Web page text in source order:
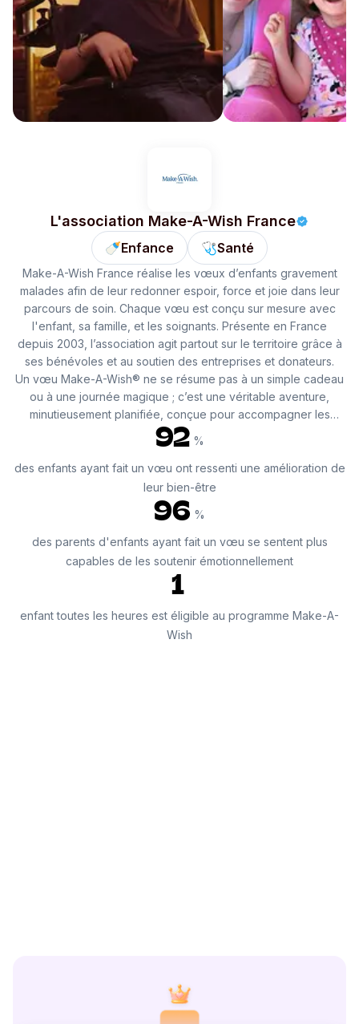
L'association Make-A-Wish France
🍼Enfance 🩺Santé
Make-A-Wish France réalise les vœux d’enfants gravement
malades afin de leur redonner espoir, force et joie dans leur
parcours de soin. Chaque vœu est conçu sur mesure avec
l'enfant, sa famille, et les soignants. Présente en France
depuis 2003, l’association agit partout sur le territoire grâce à
ses bénévoles et au soutien des entreprises et donateurs.
Un vœu Make-A-Wish® ne se résume pas à un simple cadeau
ou à une journée magique ; c’est une véritable aventure,
minutieusement planifiée, conçue pour accompagner les
traitements médicaux souvent lourds. Chaque vœu est une
expression unique de la personnalité de l’enfant.
Recueilli par des bénévoles formés aux valeurs de Make-A-
Wish®, il est le fruit d'une écoute attentive, tout en respectant
la vie privée des familles. Encourager l’enfant à exprimer son
vœu, à l’imaginer et à le voir prendre vie crée des
expériences positives et des souvenirs durables. Ces
moments uniques favorisent la résilience et aident l’enfant à
adopter une perspective plus optimiste face à l’avenir.
92 %
des enfants ayant fait un vœu ont ressenti une amélioration de
leur bien-être
96 %
des parents d'enfants ayant fait un vœu se sentent plus
capables de les soutenir émotionnellement
1
enfant toutes les heures est éligible au programme Make-A-
Wish